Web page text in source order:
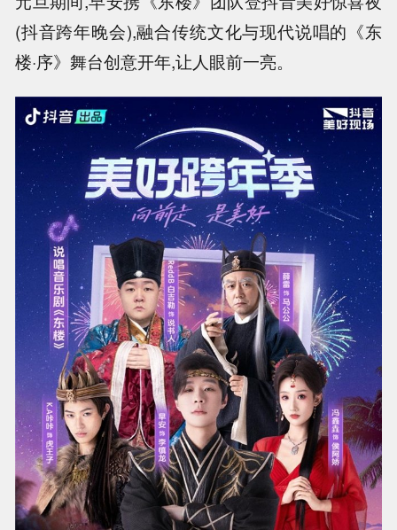
(抖音跨年晚会),融合传统文化与现代说唱的《东
楼·序》舞台创意开年,让人眼前一亮。